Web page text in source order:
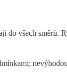
do všech směrů.